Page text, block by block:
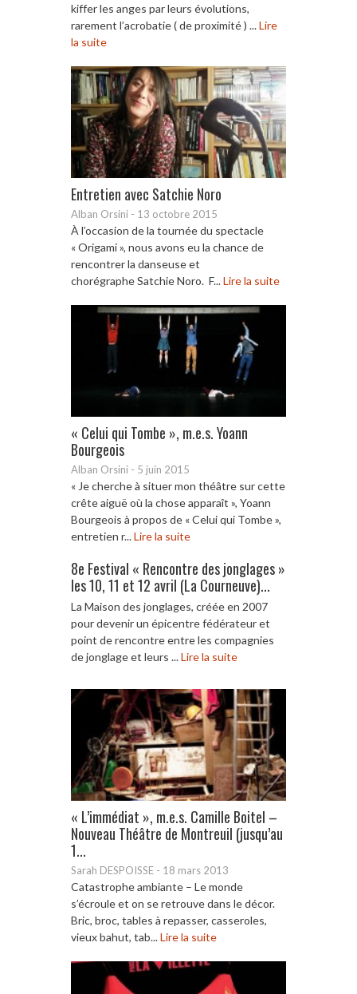
kiffer les anges par leurs évolutions,
rarement l’acrobatie ( de proximité ) ...Lire
la suite
Entretien avec Satchie Noro
Alban Orsini - 13 octobre 2015
À l’occasion de la tournée du spectacle
« Origami », nous avons eu la chance de
rencontrer la danseuse et
chorégraphe Satchie Noro. F...Lire la suite
« Celui qui Tombe », m.e.s. Yoann
Bourgeois
Alban Orsini - 5 juin 2015
« Je cherche à situer mon théâtre sur cette
crête aiguë où la chose apparaît », Yoann
Bourgeois à propos de « Celui qui Tombe »,
entretien r...Lire la suite
8e Festival « Rencontre des jonglages »
les 10, 11 et 12 avril (La Courneuve)...
La Maison des jonglages, créée en 2007
pour devenir un épicentre fédérateur et
point de rencontre entre les compagnies
de jonglage et leurs ...Lire la suite
« L’immédiat », m.e.s. Camille Boitel –
Nouveau Théâtre de Montreuil (jusqu’au
1...
Sarah DESPOISSE - 18 mars 2013
Catastrophe ambiante – Le monde
s’écroule et on se retrouve dans le décor.
Bric, broc, tables à repasser, casseroles,
vieux bahut, tab...Lire la suite